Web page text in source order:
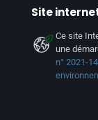
Site
Ce site
une
n° 2021-